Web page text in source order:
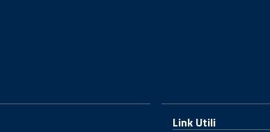
Link Utili